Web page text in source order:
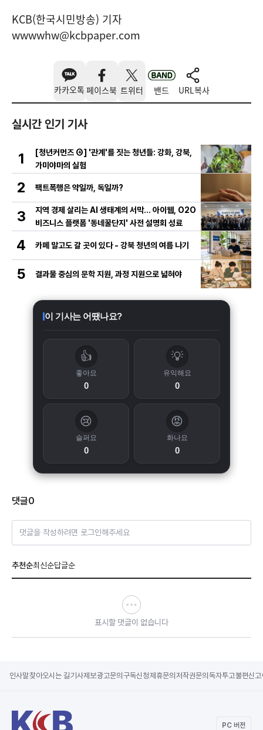
KCB(한국시민방송) 기자
wwwwhw@kcbpaper.com
카카오톡 페이스북 트위터 밴드 URL복사
실시간 인기 기사
1
[청년커먼즈 ④] '관계'를 짓는 청년들: 강화, 강북,
가미야마의 실험
2 팩트폭행은 약일까, 독일까?
3
지역 경제 살리는 AI 생태계의 서막... 아이웹, O2O
비즈니스 플랫폼 '동네꿀단지' 사전 설명회 성료
4 카페 말고도 갈 곳이 있다 - 강북 청년의 여름 나기
5 결과물 중심의 문학 지원, 과정 지원으로 넓혀야
이 기사는 어땠나요?
👍
좋아요
0
💡
유익해요
0
😢
슬퍼요
0
😡
화나요
0
댓글0
댓글을 작성하려면 로그인해주세요
추천순최신순답글순
표시할 댓글이 없습니다
인사말찾아오시는 길기사제보광고문의 구독신청제휴문의 저작권문의 독자투고불편신고
PC 버전